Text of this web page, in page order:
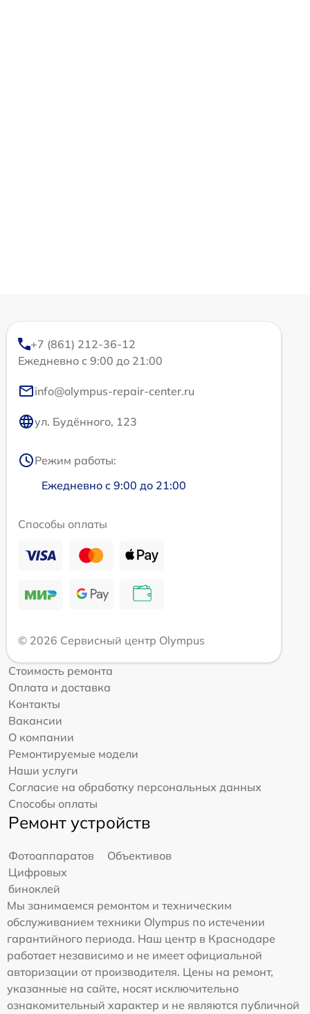
+7 (861) 212-36-12
Ежедневно с 9:00 до 21:00
info@olympus-repair-center.ru
ул. Будённого, 123
Режим работы:
Ежедневно с 9:00 до 21:00
Способы оплаты
© 2026 Сервисный центр Olympus
Стоимость ремонта
Оплата и доставка
Контакты
Вакансии
О компании
Ремонтируемые модели
Наши услуги
Согласие на обработку персональных данных
Способы оплаты
Ремонт устройств
Фотоаппаратов
Объективов
Цифровых
биноклей
Мы занимаемся ремонтом и техническим
обслуживанием техники Olympus по истечении
гарантийного периода. Наш центр в Краснодаре
работает независимо и не имеет официальной
авторизации от производителя. Цены на ремонт,
указанные на сайте, носят исключительно
ознакомительный характер и не являются публичной